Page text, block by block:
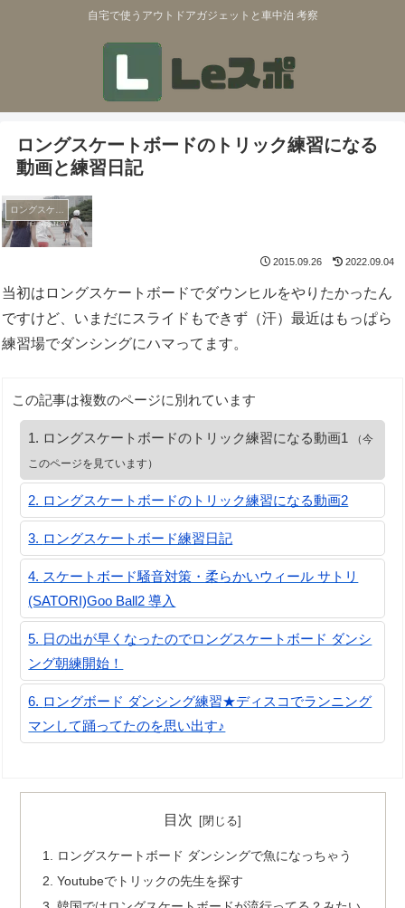
自宅で使うアウトドアガジェットと車中泊 考察
ロングスケートボードのトリック練習になる
動画と練習日記
ロングスケートボード
2015.09.26 2022.09.04
当初はロングスケートボードでダウンヒルをやりたかったん
ですけど、いまだにスライドもできず（汗）最近はもっぱら
練習場でダンシングにハマってます。
この記事は複数のページに別れています
ロングスケートボードのトリック練習になる動画1
（今
このページを見ています）
ロングスケートボードのトリック練習になる動画2
ロングスケートボード練習日記
スケートボード騒音対策・柔らかいウィール サトリ
(SATORI)Goo Ball2 導入
日の出が早くなったのでロングスケートボード ダンシ
ング朝練開始！
ロングボード ダンシング練習★ディスコでランニング
マンして踊ってたのを思い出す♪
目次
ロングスケートボード ダンシングで魚になっちゃう
Youtubeでトリックの先生を探す